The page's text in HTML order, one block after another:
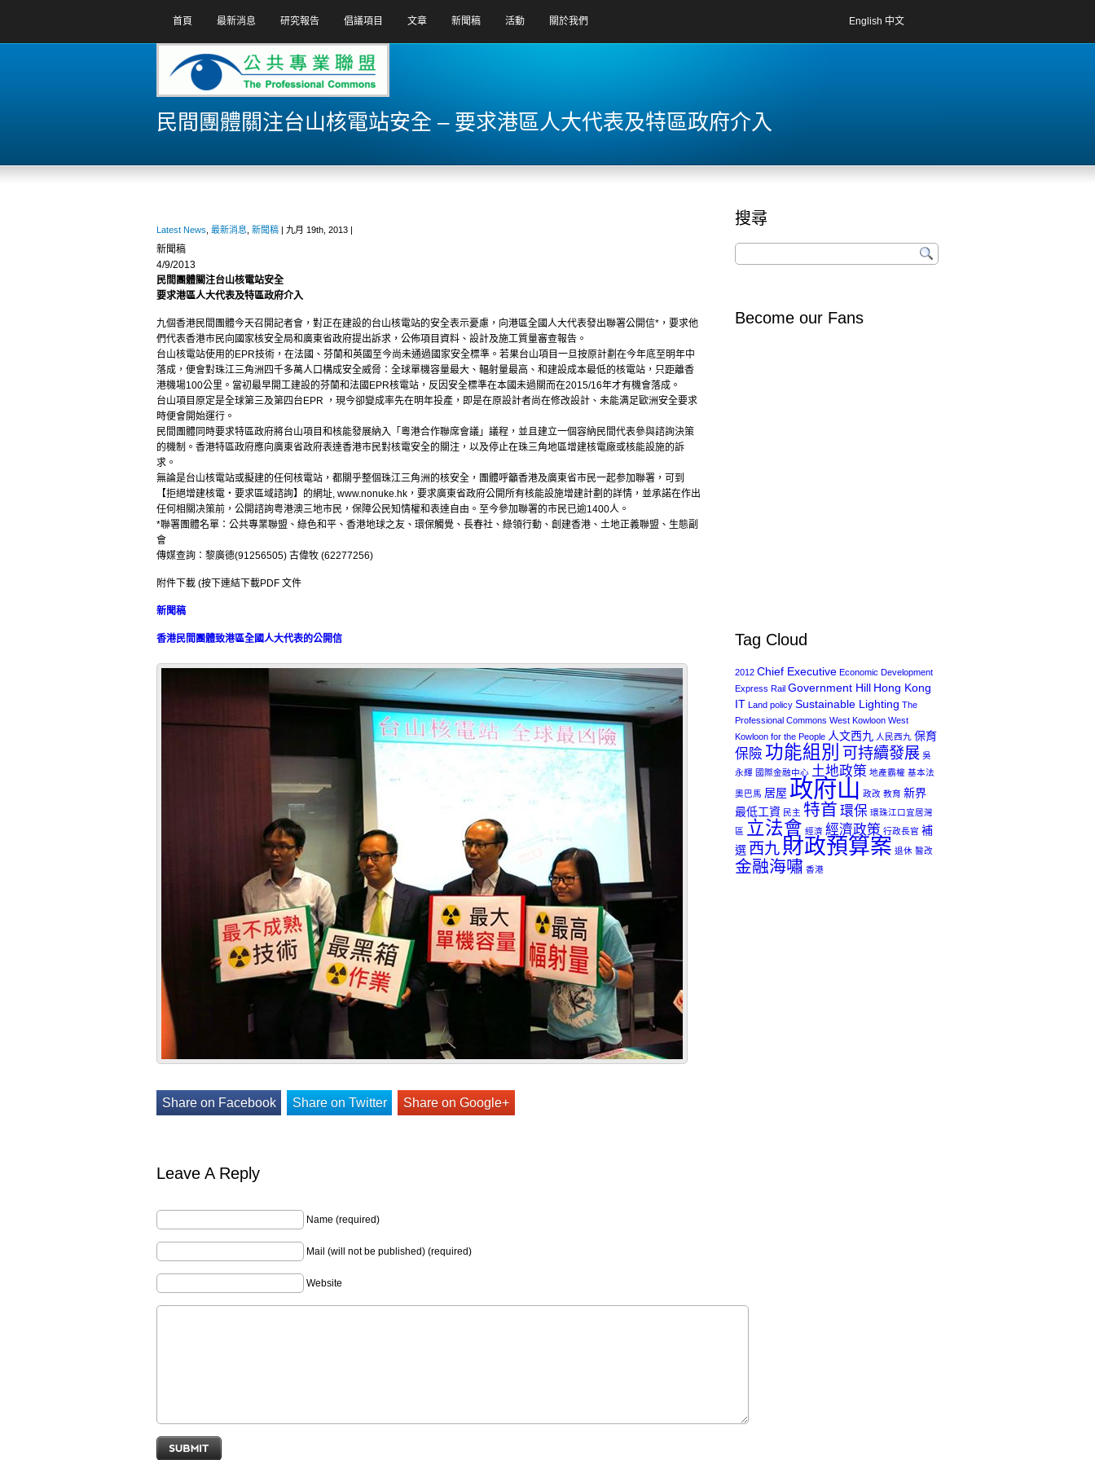
首頁 最新消息 研究報告 倡議項目 文章 新聞稿 活動 關於我們 English 中文
民間團體關注台山核電站安全 – 要求港區人大代表及特區政府介入
Latest News 最新消息 新聞稿 | 九月 19th, 2013 |
新聞稿
4/9/2013
民間團體關注台山核電站安全
要求港區人大代表及特區政府介入
九個香港民間團體今天召開記者會，對正在建設的台山核電站的安全表示憂慮，向港區全國人大代表發出聯署公開信*，要求他
們代表香港市民向國家核安全局和廣東省政府提出訴求，公佈項目資料、設計及施工質量審查報告。
台山核電站使用的EPR技術，在法國、芬蘭和英國至今尚未通過國家安全標準。若果台山項目一旦按原計劃在今年底至明年中
落成，便會對珠江三角洲四千多萬人口構成安全威脅：全球單機容量最大、輻射量最高、和建設成本最低的核電站，只距離香
港機場100公里。當初最早開工建設的芬蘭和法國EPR核電站，反因安全標準在本國未過關而在2015/16年才有機會落成。
台山項目原定是全球第三及第四台EPR ，現今卻變成率先在明年投產，即是在原設計者尚在修改設計、未能满足歐洲安全要求
時便會開始運行。
民間團體同時要求特區政府將台山項目和核能發展納入「粵港合作聯席會議」議程，並且建立一個容納民間代表參與諮詢決策
的機制。香港特區政府應向廣東省政府表達香港市民對核電安全的關注，以及停止在珠三角地區增建核電廠或核能設施的訴
求。
無論是台山核電站或擬建的任何核電站，都關乎整個珠江三角洲的核安全，團體呼籲香港及廣東省市民一起参加聯署，可到
【拒絕增建核電‧要求區域諮詢】的網址, www.nonuke.hk，要求廣東省政府公開所有核能設施增建計劃的詳情，並承諾在作出
任何相關决策前，公開諮詢粤港澳三地市民，保障公民知情權和表達自由。至今參加聯署的市民已逾1400人。
*聯署團體名單：公共專業聯盟、綠色和平、香港地球之友、環保觸覺、長春社、綠領行動、創建香港、土地正義聯盟、生態副
會
傳媒查詢：黎廣德(91256505) 古偉牧 (62277256)
附件下載 (按下連結下載PDF 文件
新聞稿
香港民間團體致港區全國人大代表的公開信
Share on Facebook Share on Twitter Share on Google+
Leave A Reply
Name (required)
Mail (will not be published) (required)
Website
搜尋
Become our Fans
Tag Cloud
2012 Chief Executive Economic Development
Express Rail Government Hill Hong Kong
IT Land policy Sustainable Lighting The
Professional Commons West Kowloon West
Kowloon for the People 人文西九 人民西九 保育
保險 功能組別 可持續發展 吳
永輝 國際金融中心 土地政策 地產霸權 基本法
奧巴馬 居屋 政府山 政改 教育 新界
最低工資 民主 特首 環保 環珠江口宜居灣
區 立法會 經濟 經濟政策 行政長官 補
選 西九財政預算案 退休 醫改
金融海嘯 香港